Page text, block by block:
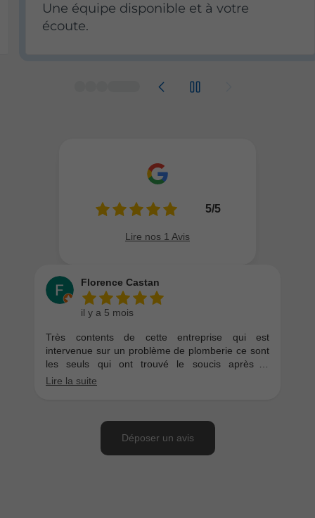
Une équipe disponible et à votre
écoute.